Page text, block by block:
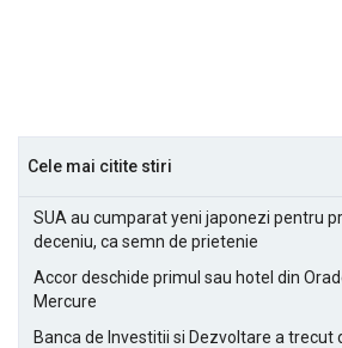
Cele mai citite stiri
SUA au cumparat yeni japonezi pentru
deceniu, ca semn de prietenie
Accor deschide primul sau hotel din
Mercure
Banca de Investitii si Dezvoltare a trecut